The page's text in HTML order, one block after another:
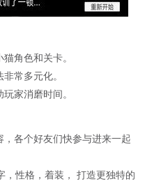
角色和关卡。
常多元化。
家消磨时间。
各个好友们快参与进来一起
，性格，着装， 打造更独特的